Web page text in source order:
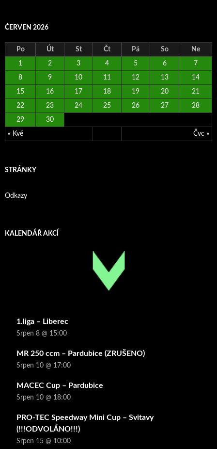
ČERVEN 2026
Po Út St Čt Pá So Ne
« Kvě Čvc »
1 2 3 4 5 6 7
8 9 10 11 12 13 14
15 16 17 18 19 20 21
22 23 24 25 26 27 28
29 30
STRÁNKY
Odkazy
KALENDÁŘ AKCÍ
1.liga – Liberec
Srpen 8 @ 15:00
MR 250 ccm – Pardubice (ZRUŠENO)
Srpen 10 @ 17:00
MACEC Cup – Pardubice
Srpen 10 @ 18:00
PRO-TEC Speedway Mini Cup – Svitavy
(!!!ODVOLÁNO!!!)
Srpen 15 @ 10:00